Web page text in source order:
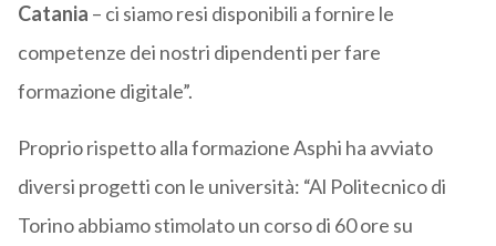
Catania – ci siamo resi disponibili a fornire le
competenze dei nostri dipendenti per fare
formazione digitale”.
Proprio rispetto alla formazione Asphi ha avviato
diversi progetti con le università: “Al Politecnico di
Torino abbiamo stimolato un corso di 60 ore su